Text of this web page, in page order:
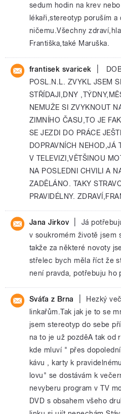
sedum hodin na krev
lékaři,stereotyp poruším a
ničemu.Všechny
Františka,také Maruška.
frantisek svaricek
POSL.N.L. ZVYKL JSEM
STŘÍDAJI,DNY
NEMUŽE SI ZVYKNOUT
ZIMNÍHO ČASU,TO JE
SE JEZDI DO PRÁCE
DOPRAVNÍCH NEHOD,JÁ
V TELEVIZI,VĚTŠINOU
NA POSLEDNI CHVILI A
ZADĚLÁNO. TAKY
PRAVIDÉLNY.
Jana Jirkov
Já
v soukromém životě jsem
takže za některé novoty
střelec bych měla říct že
není pravda, potřebuju ho
Sváťa z Brna
Hezký
linkařům.Tak jak je to se
jsem stereotyp do sebe
na to je už pozděA tak od
kde mluví " přes
kávu , karty k
lovu" se dostávám k
nevyberu program v TV
DVD s obsahem všeho